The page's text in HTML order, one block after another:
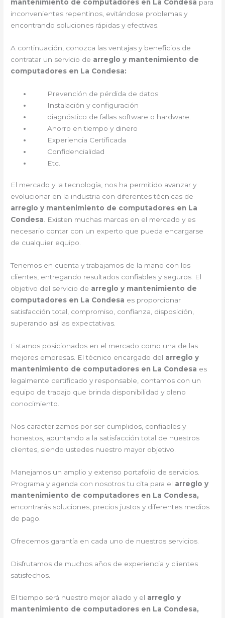
mantenimiento de computadores en La Condesa para
inconvenientes repentinos, evitándose problemas y
encontrando soluciones rápidas y efectivas.
A continuación, conozca las ventajas y beneficios de
contratar un servicio de arreglo y mantenimiento de
computadores en La Condesa:
Prevención de pérdida de datos
Instalación y configuración
diagnóstico de fallas software o hardware.
Ahorro en tiempo y dinero
Experiencia Certificada
Confidencialidad
Etc.
El mercado y la tecnología, nos ha permitido avanzar y
evolucionar en la industria con diferentes técnicas de
arreglo y mantenimiento de computadores en La
Condesa. Existen muchas marcas en el mercado y es
necesario contar con un experto que pueda encargarse
de cualquier equipo.
Tenemos en cuenta y trabajamos de la mano con los
clientes, entregando resultados confiables y seguros. El
objetivo del servicio de arreglo y mantenimiento de
computadores en La Condesa es proporcionar
satisfacción total, compromiso, confianza, disposición,
superando así las expectativas.
Estamos posicionados en el mercado como una de las
mejores empresas. El técnico encargado del arreglo y
mantenimiento de computadores en La Condesa es
legalmente certificado y responsable, contamos con un
equipo de trabajo que brinda disponibilidad y pleno
conocimiento.
Nos caracterizamos por ser cumplidos, confiables y
honestos, apuntando a la satisfacción total de nuestros
clientes, siendo ustedes nuestro mayor objetivo.
Manejamos un amplio y extenso portafolio de servicios.
Programa y agenda con nosotros tu cita para el arreglo y
mantenimiento de computadores en La Condesa,
encontrarás soluciones, precios justos y diferentes medios
de pago.
Ofrecemos garantía en cada uno de nuestros servicios.
Disfrutamos de muchos años de experiencia y clientes
satisfechos.
El tiempo será nuestro mejor aliado y el arreglo y
mantenimiento de computadores en La Condesa,